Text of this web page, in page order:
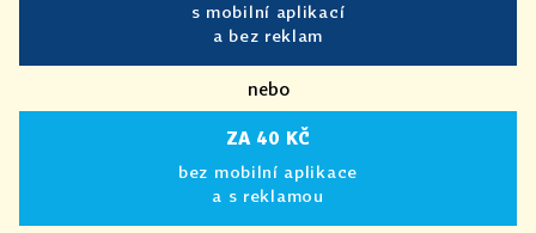
s mobilní aplikací
a bez reklam
nebo
ZA 40 KČ
bez mobilní aplikace
a s reklamou